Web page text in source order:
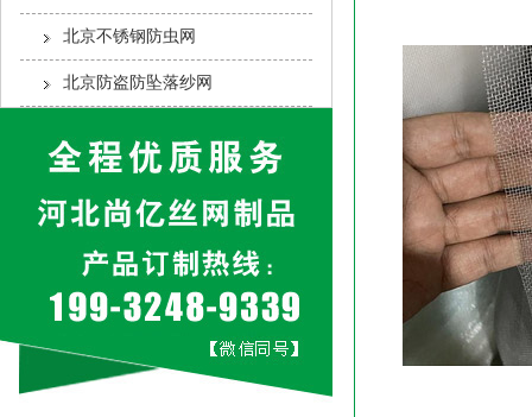
北京不锈钢防虫网
北京防盗防坠落纱网